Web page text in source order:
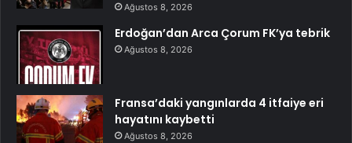
Ağustos 8, 2026
Erdoğan’dan Arca Çorum FK’ya tebrik
Ağustos 8, 2026
Fransa’daki yangınlarda 4 itfaiye eri
hayatını kaybetti
Ağustos 8, 2026